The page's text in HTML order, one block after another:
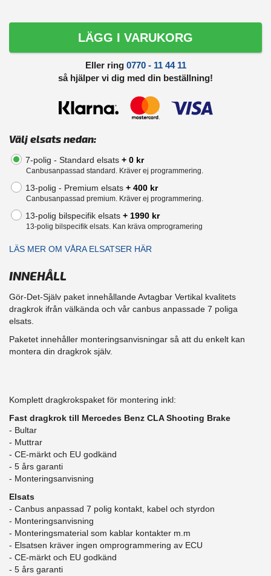
LÄGG I VARUKORG
Eller ring 0770 - 11 44 11
så hjälper vi dig med din beställning!
Välj elsats nedan:
7-polig - Standard elsats + 0 kr
Canbusanpassad standard. Kräver ej programmering.
13-polig - Premium elsats + 400 kr
Canbusanpassad premium. Kräver ej programmering.
13-polig bilspecifik elsats + 1990 kr
13-polig bilspecifik elsats. Kan kräva omprogramering
LÄS MER OM VÅRA ELSATSER HÄR
INNEHÅLL
Gör-Det-Själv paket innehållande Avtagbar Vertikal kvalitets
dragkrok ifrån välkända och vår canbus anpassade 7 poliga
elsats.
Paketet innehåller monteringsanvisningar så att du enkelt kan
montera din dragkrok själv.
Komplett dragkrokspaket för montering inkl:
Fast dragkrok till Mercedes Benz CLA Shooting Brake
- Bultar
- Muttrar
- CE-märkt och EU godkänd
​- 5 års garanti
- Monteringsanvisning
Elsats
- Canbus anpassad 7 polig kontakt, kabel och styrdon
- Monteringsanvisning
- Monteringsmaterial som kablar kontakter m.m
- Elsatsen kräver ingen omprogrammering av ECU
- CE-märkt och EU godkänd
​- 5 års garanti